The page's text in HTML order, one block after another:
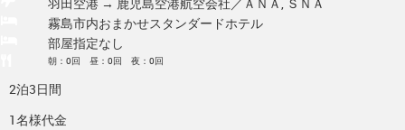
霧島市内おまかせスタンダードホテル
部屋指定なし
朝：0回 昼：0回 夜：0回
2泊3日間
1名様代金